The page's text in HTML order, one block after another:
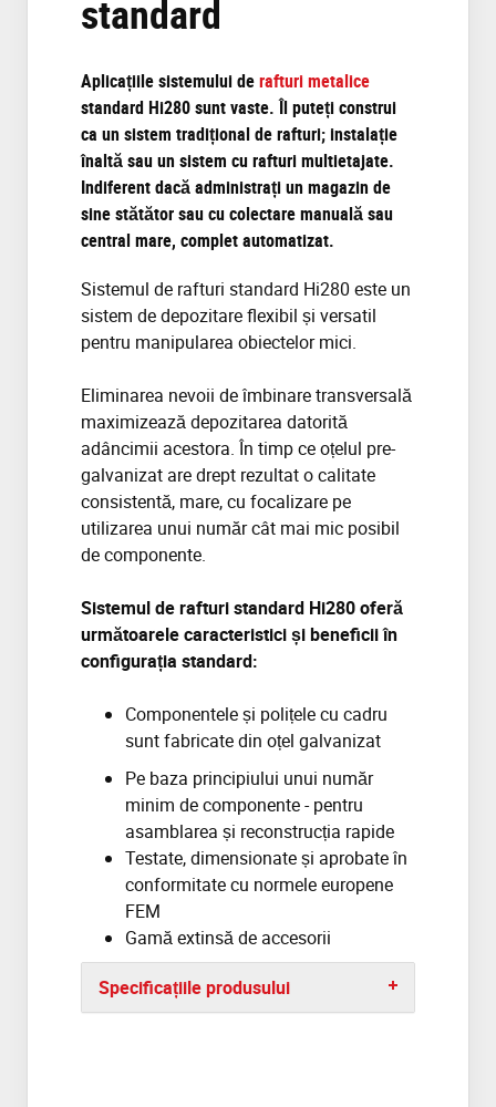
standard
Aplicațiile sistemului derafturi metalice
standard Hi280 sunt vaste. Îl puteți construi
ca un sistem tradițional de rafturi; instalație
înaltă sau un sistem cu rafturi multietajate.
Indiferent dacă administrați un magazin de
sine stătător sau cu colectare manuală sau
central mare, complet automatizat.
Sistemul de rafturi standard Hi280 este un
sistem de depozitare flexibil și versatil
pentru manipularea obiectelor mici.
Eliminarea nevoii de îmbinare transversală
maximizează depozitarea datorită
adâncimii acestora. În timp ce oțelul pre-
galvanizat are drept rezultat o calitate
consistentă, mare, cu focalizare pe
utilizarea unui număr cât mai mic posibil
de componente.
Sistemul de rafturi standard Hi280oferă
următoarele caracteristici și beneficii în
configurația standard:
Componentele și polițele cu cadru
sunt fabricate din oțel galvanizat
Pe baza principiului unui număr
minim de componente - pentru
asamblarea și reconstrucția rapide
Testate, dimensionate și aprobate în
conformitate cu normele europene
FEM
Gamă extinsă de accesorii
Specificațiile produsului